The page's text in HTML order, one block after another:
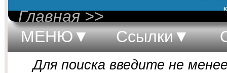
Главная >>
МЕНЮ
Ссылки
Для поиска введите не